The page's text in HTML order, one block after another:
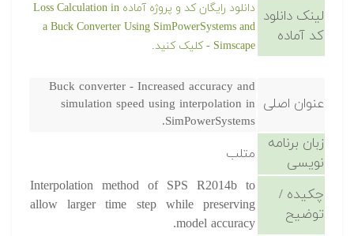
لینک دانلود
کد آماده
دانلود رایگان کد و پروژه آماده Loss Calculation in
a Buck Converter Using SimPowerSystems and
Simscape - کلیک کنید.
عنوان اصلی
Buck converter - Increased accuracy and
simulation speed using interpolation in
SimPowerSystems.
زبان برنامه
نویسی
متلب
چکیده /
توضیح
Interpolation method of SPS R2014b to
allow larger time step while preserving
model accuracy.